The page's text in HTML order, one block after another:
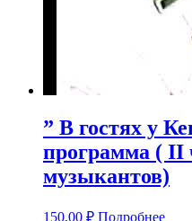
” В гостях у
программа ( II
музыкантов)
150,00 ₽ Подробнее